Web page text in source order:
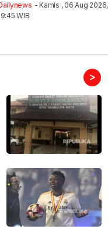
- Kamis , 06 Aug 2026,
WIB
>